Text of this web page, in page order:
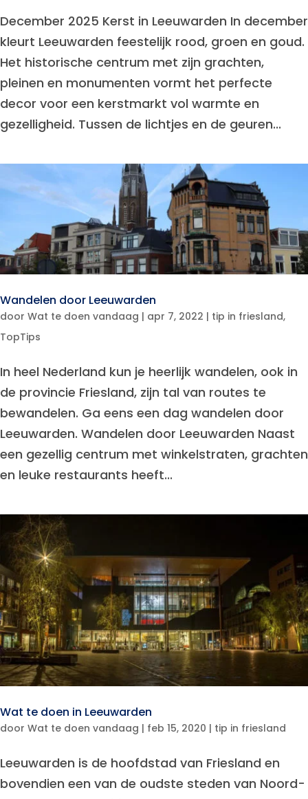
December 2025 Kerst in Leeuwarden In december
kleurt Leeuwarden feestelijk rood, groen en goud.
Het historische centrum met zijn grachten,
pleinen en monumenten vormt het perfecte
decor voor een kerstmarkt vol warmte en
gezelligheid. Tussen de lichtjes en de geuren...
Wandelen door Leeuwarden
door Wat te doen vandaag | apr 7, 2022 | tip in friesland,
TopTips
In heel Nederland kun je heerlijk wandelen, ook in
de provincie Friesland, zijn tal van routes te
bewandelen. Ga eens een dag wandelen door
Leeuwarden. Wandelen door Leeuwarden Naast
een gezellig centrum met winkelstraten, grachten
en leuke restaurants heeft...
Wat te doen in Leeuwarden
door Wat te doen vandaag | feb 15, 2020 | tip in friesland
Leeuwarden is de hoofdstad van Friesland en
bovendien een van de oudste steden van Noord-